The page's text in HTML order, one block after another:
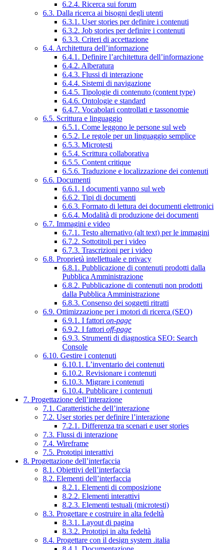
6.2.4. Ricerca sui forum
6.3. Dalla ricerca ai bisogni degli utenti
6.3.1. User stories per definire i contenuti
6.3.2. Job stories per definire i contenuti
6.3.3. Criteri di accettazione
6.4. Architettura dell’informazione
6.4.1. Definire l’architettura dell’informazione
6.4.2. Alberatura
6.4.3. Flussi di interazione
6.4.4. Sistemi di navigazione
6.4.5. Tipologie di contenuto (content type)
6.4.6. Ontologie e standard
6.4.7. Vocabolari controllati e tassonomie
6.5. Scrittura e linguaggio
6.5.1. Come leggono le persone sul web
6.5.2. Le regole per un linguaggio semplice
6.5.3. Microtesti
6.5.4. Scrittura collaborativa
6.5.5. Content critique
6.5.6. Traduzione e localizzazione dei contenuti
6.6. Documenti
6.6.1. I documenti vanno sul web
6.6.2. Tipi di documenti
6.6.3. Formato di lettura dei documenti elettronici
6.6.4. Modalità di produzione dei documenti
6.7. Immagini e video
6.7.1. Testo alternativo (alt text) per le immagini
6.7.2. Sottotitoli per i video
6.7.3. Trascrizioni per i video
6.8. Proprietà intellettuale e privacy
6.8.1. Pubblicazione di contenuti prodotti dalla
Pubblica Amministrazione
6.8.2. Pubblicazione di contenuti non prodotti
dalla Pubblica Amministrazione
6.8.3. Consenso dei soggetti ritratti
6.9. Ottimizzazione per i motori di ricerca (SEO)
6.9.1. I fattori on-page
6.9.2. I fattori off-page
6.9.3. Strumenti di diagnostica SEO: Search
Console
6.10. Gestire i contenuti
6.10.1. L’inventario dei contenuti
6.10.2. Revisionare i contenuti
6.10.3. Migrare i contenuti
6.10.4. Pubblicare i contenuti
7. Progettazione dell’interazione
7.1. Caratteristiche dell’interazione
7.2. User stories per definire l’interazione
7.2.1. Differenza tra scenari e user stories
7.3. Flussi di interazione
7.4. Wireframe
7.5. Prototipi interattivi
8. Progettazione dell’interfaccia
8.1. Obiettivi dell’interfaccia
8.2. Elementi dell’interfaccia
8.2.1. Elementi di composizione
8.2.2. Elementi interattivi
8.2.3. Elementi testuali (microtesti)
8.3. Progettare e costruire in alta fedeltà
8.3.1. Layout di pagina
8.3.2. Prototipi in alta fedeltà
8.4. Progettare con il design system .italia